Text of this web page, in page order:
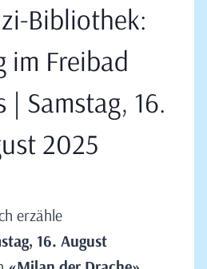
Bibliothek:
im Freibad
| Samstag, 16.
2025
erzähle
16. August